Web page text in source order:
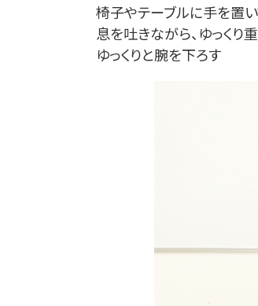
椅子やテーブルに手を置
息を吐きながら、ゆっくり
ゆっくりと腕を下ろす